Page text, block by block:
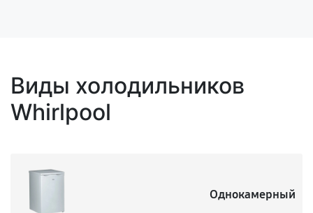
Виды холодильников
Whirlpool
Однокамерный